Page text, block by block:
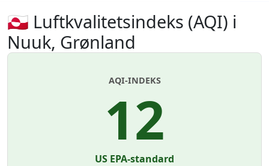
🇬🇱 Luftkvalitetsindeks (AQI) i
Nuuk, Grønland
AQI-INDEKS
12
US EPA-standard